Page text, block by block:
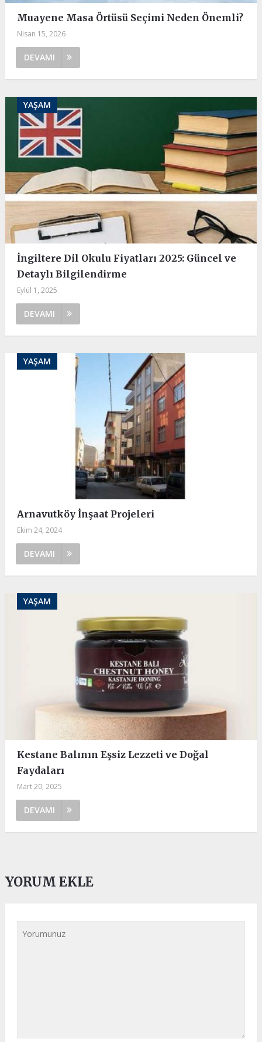
Muayene Masa Örtüsü Seçimi Neden Önemli?
Nisan 15, 2026
DEVAMI
YAŞAM
İngiltere Dil Okulu Fiyatları 2025: Güncel ve
Detaylı Bilgilendirme
Eylül 1, 2025
DEVAMI
YAŞAM
Arnavutköy İnşaat Projeleri
Ekim 24, 2024
DEVAMI
YAŞAM
Kestane Balının Eşsiz Lezzeti ve Doğal
Faydaları
Mart 20, 2025
DEVAMI
YORUM EKLE